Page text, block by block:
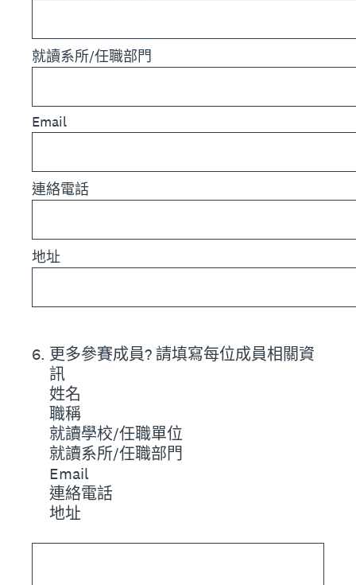
就讀系所/任職部門
Email
連絡電話
地址
6. 更多參賽成員? 請填寫每位成員相關資
訊
姓名
職稱
就讀學校/任職單位
就讀系所/任職部門
Email
連絡電話
地址